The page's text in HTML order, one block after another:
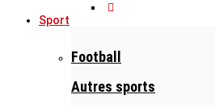
Sport
Football
Autres sports